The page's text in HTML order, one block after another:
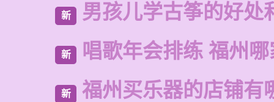
新 男孩儿学古筝的好处
新 唱歌年会排练 福州
新 福州买乐器的店铺有